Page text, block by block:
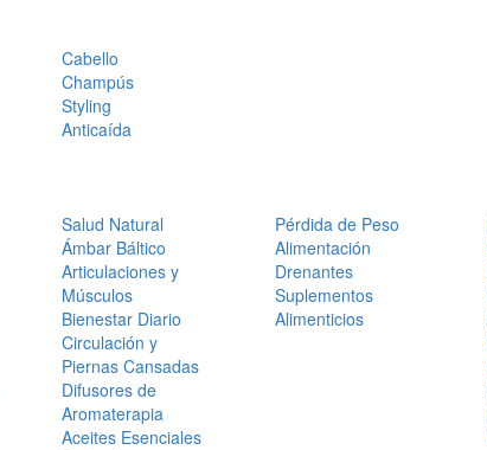
Cabello
Champús
Styling
Anticaída
Salud Natural
Ámbar Báltico
Articulaciones y
Músculos
Bienestar Diario
Circulación y
Piernas Cansadas
Difusores de
Aromaterapia
Aceites Esenciales
Pérdida de Peso
Alimentación
Drenantes
Suplementos
Alimenticios